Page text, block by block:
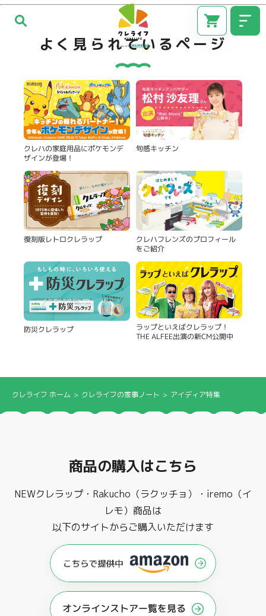
CM
よく見られているページ
クレハの家庭用品にポケモンデ
ザインが登場！
旬感キッチン
復刻版レトロクレラップ クレハフレンズのプロフィール
をご紹介
防災クレラップ ラップといえばクレラップ！
THE ALFEE出演の新CM公開中
クレライフ ホーム クレライフの家事ノート アイディア特集
商品の購入はこちら
NEWクレラップ・Rakucho（ラクッチョ）・iremo（イ
レモ）商品は
以下のサイトからご購入いただけます
オンラインストアー覧を見る